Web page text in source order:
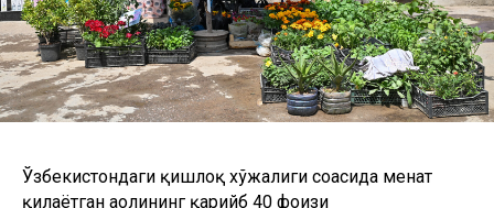
Ўзбекистондаги қишлоқ хўжалиги соҳасида меҳнат
қилаётган аҳолининг қарийб 40 фоизи